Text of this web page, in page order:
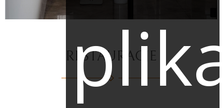
RESTAURACJE